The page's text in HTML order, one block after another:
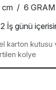
cm / 6 GRAM
İş günü
karton kutusu
kolye